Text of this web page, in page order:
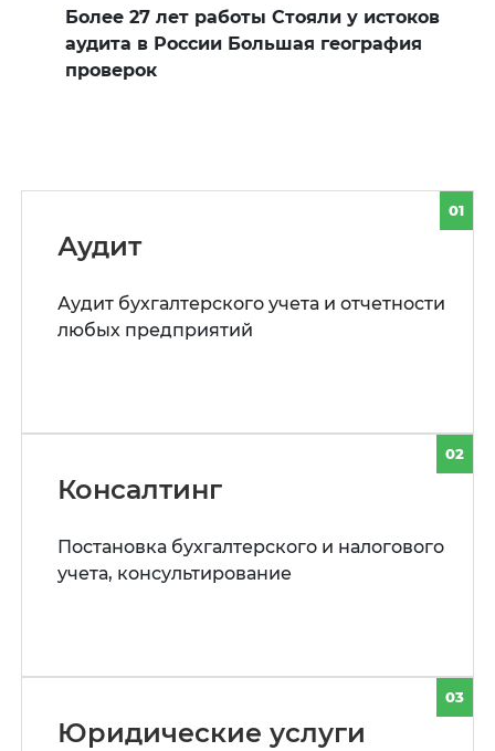
Более 27 лет работы Стояли у истоков
аудита в России Большая география
проверок
01
Аудит
Аудит бухгалтерского учета и отчетности
любых предприятий
02
Консалтинг
Постановка бухгалтерского и налогового
учета, консультирование
03
Юридические услуги